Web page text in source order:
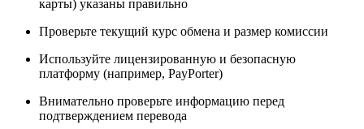
карты) указаны правильно
Проверьте текущий курс обмена и размер комиссии
Используйте лицензированную и безопасную
платформу (например, PayPorter)
Внимательно проверьте информацию перед
подтверждением перевода